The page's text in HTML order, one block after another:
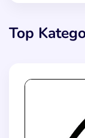
Top